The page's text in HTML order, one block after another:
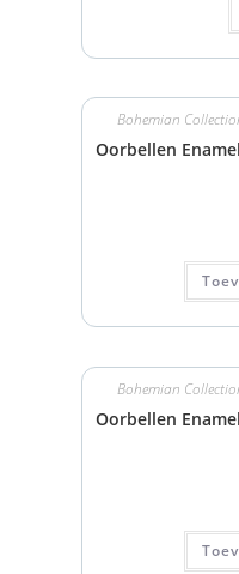
Bohemian
Oorbellen
Bohemian
Oorbellen